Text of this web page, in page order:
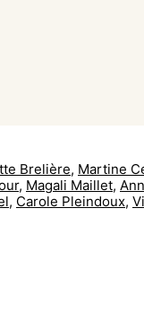
Brelière, Martine
, Magali Maillet,
, Carole Pleindoux,